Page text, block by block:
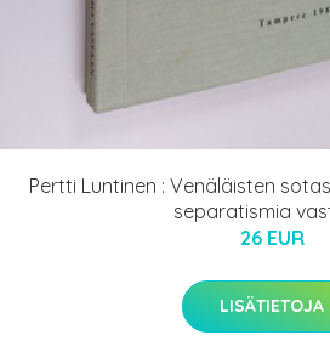
Pertti Luntinen : Venäläisten
separatismia
26 EUR
LISÄTIETOJA